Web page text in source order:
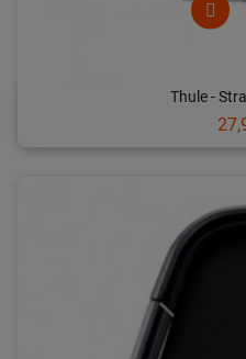
Thule -
Prix